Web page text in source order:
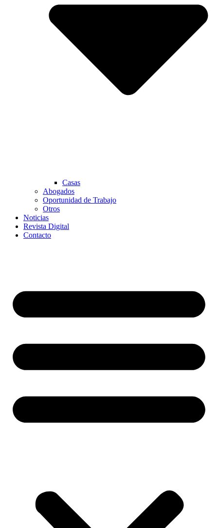
Casas
Abogados
Oportunidad de Trabajo
Otros
Noticias
Revista Digital
Contacto